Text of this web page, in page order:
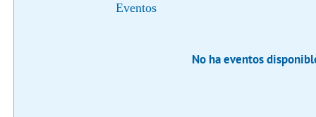
Eventos
No ha eventos